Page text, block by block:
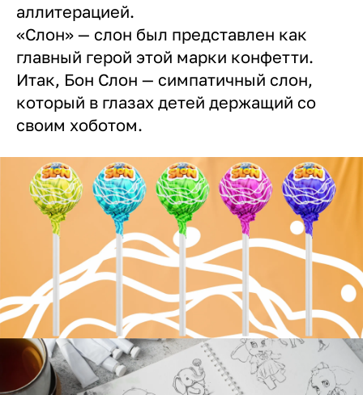
аллитерацией.
«Слон» — слон был представлен как
главный герой этой марки конфетти.
Итак, Бон Слон — симпатичный слон,
который в глазах детей держащий со
своим хоботом.